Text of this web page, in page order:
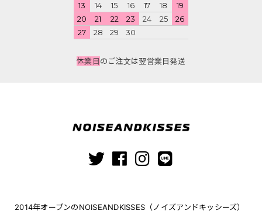
13
14 15 16 17 18
19
20
21 22 23 24 25
26
27
28 29 30
休業日のご注文は翌営業日発送
2014年オープンのNOISEANDKISSES（ノイズアンドキッシーズ）